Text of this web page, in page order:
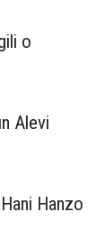
o
Alevi
Hanzo